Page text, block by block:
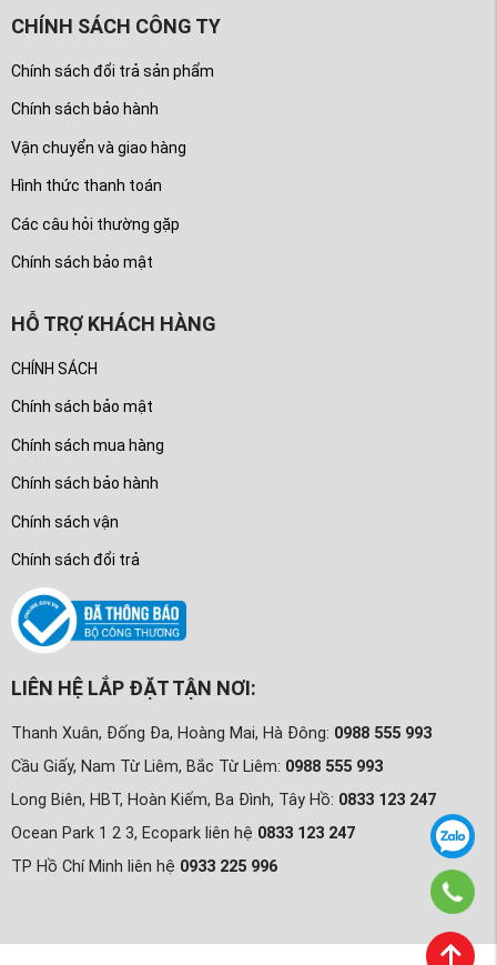
CHÍNH SÁCH CÔNG TY
Chính sách đổi trả sản phẩm
Chính sách bảo hành
Vận chuyển và giao hàng
Hình thức thanh toán
Các câu hỏi thường gặp
Chính sách bảo mật
HỖ TRỢ KHÁCH HÀNG
CHÍNH SÁCH
Chính sách bảo mật
Chính sách mua hàng
Chính sách bảo hành
Chính sách vận
Chính sách đổi trả
LIÊN HỆ LẮP ĐẶT TẬN NƠI:
Thanh Xuân, Đống Đa, Hoàng Mai, Hà Đông: 0988 555 993
Cầu Giấy, Nam Từ Liêm, Bắc Từ Liêm: 0988 555 993
Long Biên, HBT, Hoàn Kiếm, Ba Đình, Tây Hồ: 0833 123 247
Ocean Park 1 2 3, Ecopark liên hệ 0833 123 247
TP Hồ Chí Minh liên hệ 0933 225 996